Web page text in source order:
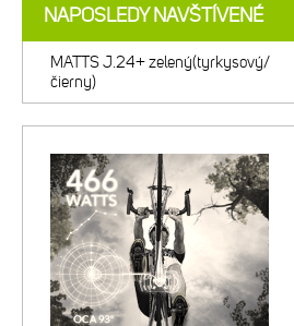
NAPOSLEDY NAVŠTÍVENÉ
MATTS J.24+ zelený(tyrkysový/
čierny)